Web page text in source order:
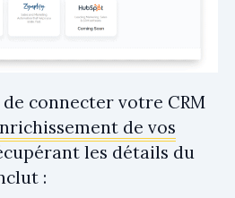
connecter votre CRM
de vos
les détails du
: